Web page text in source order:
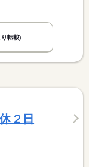
転載)
２日